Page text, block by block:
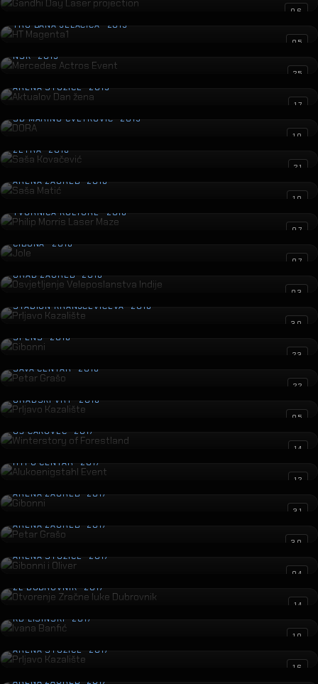
06
HT Magenta1
TRG BANA JELAČIĆA · 2019
05
Mercedes Actros Event
NSK · 2019
25
Aktualov Dan žena
ARENA STOŽICE · 2019
17
DORA
SD MARINO CVETKOVIĆ · 2019
10
Saša Kovačević
ZETRA · 2018
21
Saša Matić
ARENA ZAGREB · 2018
10
Philip Morris Laser Maze
TVORNICA KULTURE · 2018
07
Jole
CIBONA · 2018
07
Osvjetljenje Veleposlanstva Indije
GRAD ZAGREB · 2018
03
Prljavo Kazalište
STADION KRANJČEVIĆEVA · 2018
30
Gibonni
SPENS · 2018
23
Petar Grašo
SAVA CENTAR · 2018
22
Prljavo Kazalište
GRADSKI VRT · 2018
05
Winterstory of Forestland
GŠ ČAKOVEC · 2017
14
Alukoenigstahl Event
HYPO CENTAR · 2017
12
Gibonni
ARENA ZAGREB · 2017
31
Petar Grašo
ARENA ZAGREB · 2017
30
Gibonni i Oliver
ARENA STOŽICE · 2017
04
Otvorenje Zračne luke Dubrovnik
ZL DUBROVNIK · 2017
14
Ivana Banfić
KD LISINSKI · 2017
10
Prljavo Kazalište
ARENA STOŽICE · 2017
16
Ivan Zak
ARENA ZAGREB · 2017